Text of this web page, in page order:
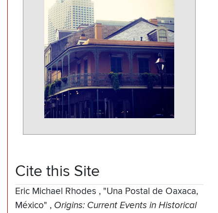
Cite this Site
Eric Michael Rhodes , "Una Postal de Oaxaca,
México" , Origins: Current Events in Historical